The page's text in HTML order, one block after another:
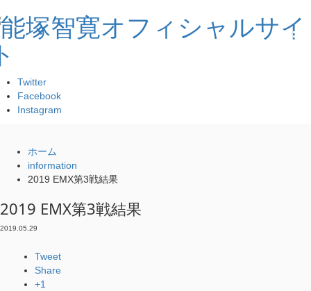
Twitter
Facebook
Instagram
ホーム
information
2019 EMX第3戦結果
2019 EMX第3戦結果
2019.05.29
Tweet
Share
+1